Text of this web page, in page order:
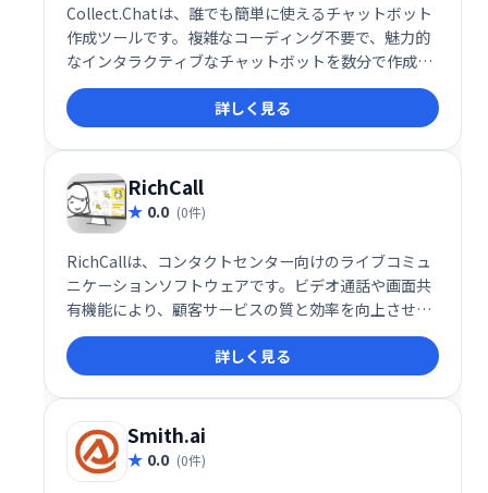
Collect.Chatは、誰でも簡単に使えるチャットボット
作成ツールです。複雑なコーディング不要で、魅力的
なインタラクティブなチャットボットを数分で作成で
きます。静的なWebフォームや営業担当者に代わる、
集客・顧客対応の強力なツールとして、Webサイトの
訪問者エンゲージメント向上に貢献します。 顧客対応
の効率化やリード獲得の自動化を実現し、ビジネスの
成長をサポートします。
詳しく見る
RichCall
0.0 (0件)
RichCallは、コンタクトセンター向けのライブコミュ
ニケーションソフトウェアです。ビデオ通話や画面共
有機能により、顧客サービスの質と効率を向上させま
す。製品説明や指示を画面で共有することで、より効
果的なコミュニケーションを実現し、販売・マーケテ
ィングにも活用できます。顧客満足度向上と業務効率
化に貢献します。
詳しく見る
Smith.ai
0.0 (0件)